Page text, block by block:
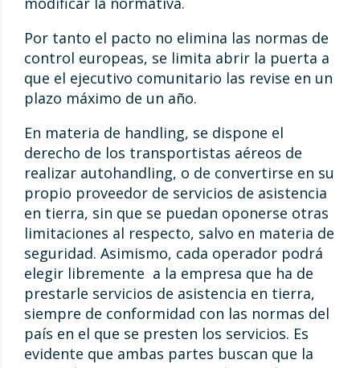
Por tanto el pacto no elimina las normas de
control europeas, se limita abrir la puerta a
que el ejecutivo comunitario las revise en un
plazo máximo de un año.
En materia de handling, se dispone el
derecho de los transportistas aéreos de
realizar autohandling, o de convertirse en su
propio proveedor de servicios de asistencia
en tierra, sin que se puedan oponerse otras
limitaciones al respecto, salvo en materia de
seguridad. Asimismo, cada operador podrá
elegir libremente a la empresa que ha de
prestarle servicios de asistencia en tierra,
siempre de conformidad con las normas del
país en el que se presten los servicios. Es
evidente que ambas partes buscan que la